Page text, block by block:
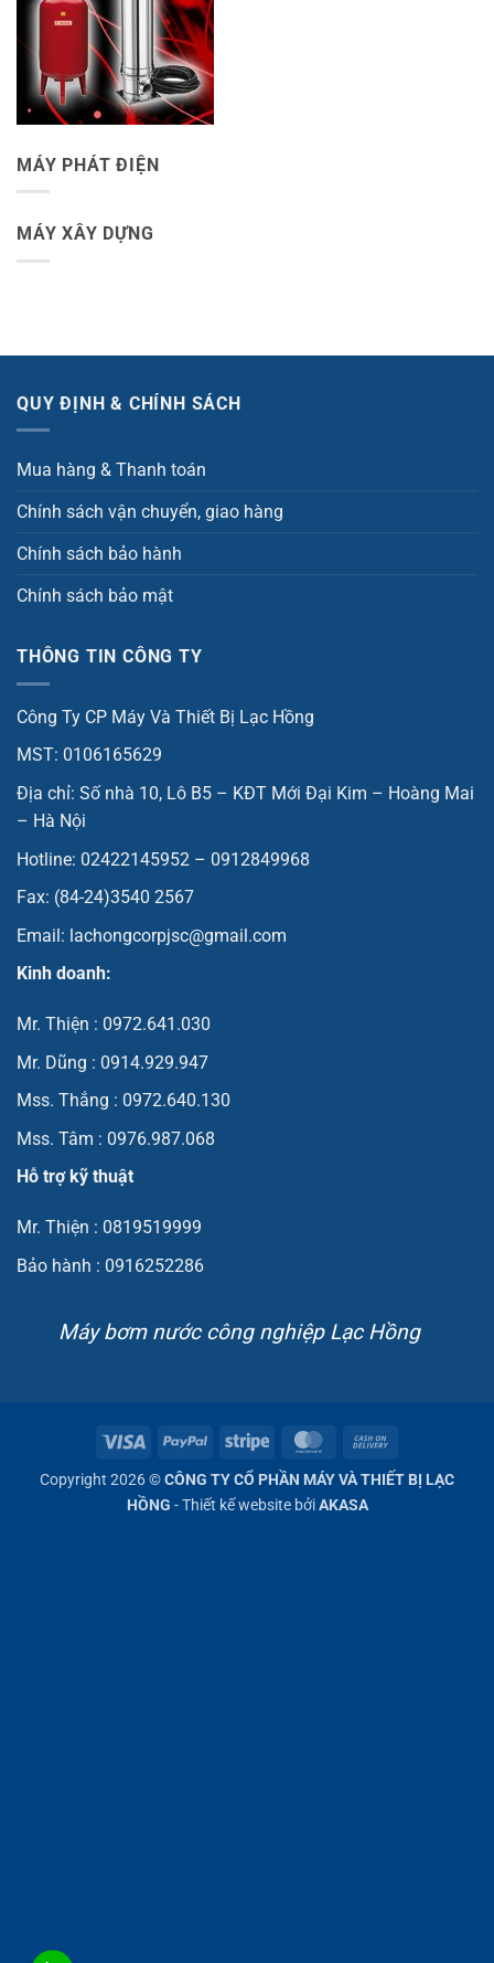
MÁY PHÁT ĐIỆN
MÁY XÂY DỰNG
QUY ĐỊNH & CHÍNH SÁCH
Mua hàng & Thanh toán
Chính sách vận chuyển, giao hàng
Chính sách bảo hành
Chính sách bảo mật
THÔNG TIN CÔNG TY
Công Ty CP Máy Và Thiết Bị Lạc Hồng
MST: 0106165629
Địa chỉ: Số nhà 10, Lô B5 – KĐT Mới Đại Kim – Hoàng Mai
– Hà Nội
Hotline: 02422145952 – 0912849968
Fax: (84-24)3540 2567
Email: lachongcorpjsc@gmail.com
Kinh doanh:
Mr. Thiện : 0972.641.030
Mr. Dũng : 0914.929.947
Mss. Thắng : 0972.640.130
Mss. Tâm : 0976.987.068
Hỗ trợ kỹ thuật
Mr. Thiện : 0819519999
Bảo hành : 0916252286
Máy bơm nước công nghiệp Lạc Hồng
Visa PayPal Stripe MasterCard
On
Delivery
Copyright 2026 ©CÔNG TY CỔ PHẦN MÁY VÀ THIẾT BỊ LẠC
HỒNG - Thiết kế website bởiAKASA